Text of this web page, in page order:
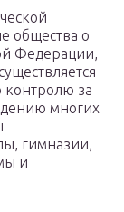
общества о
Федерации,
контролю за
многих
гимназии,
и